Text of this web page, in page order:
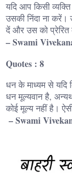
यदि आप किसी
उसकी निंदा ना करें।
दें और उस को
– Swami
Quotes : 8
धन के माध्यम से यदि
धन मूल्यवान है,
कोई मूल्य नहीं है।
– Swami